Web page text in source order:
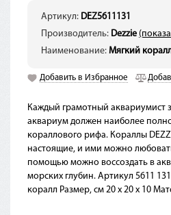
Артикул: DEZ5611131
Производитель: Dezzie
Наименование: Мягкий
Добавить в Избранное
Каждый грамотный аквариумист
аквариум должен наиболее
кораллового рифа. Кораллы
настоящие, и ими можно
помощью можно воссоздать в
морских глубин. Артикул 5611
коралл Размер, см 20 x 20 x 10